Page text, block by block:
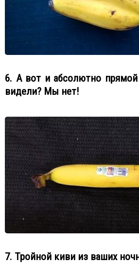
6. А вот и абсолютно
видели? Мы нет!
7. Тройной киви из ваших